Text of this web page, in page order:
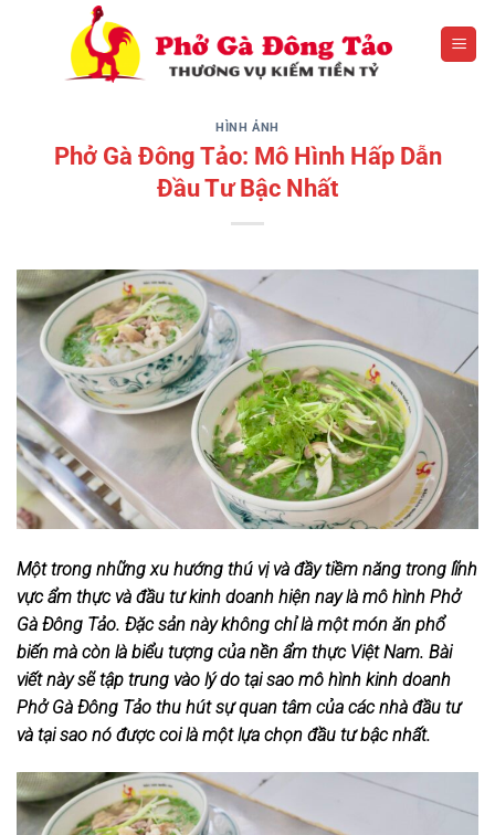
HÌNH ẢNH
Phở Gà Đông Tảo: Mô Hình Hấp Dẫn
Đầu Tư Bậc Nhất
Một trong những xu hướng thú vị và đầy tiềm năng trong lĩnh
vực ẩm thực và đầu tư kinh doanh hiện nay là mô hình Phở
Gà Đông Tảo. Đặc sản này không chỉ là một món ăn phổ
biến mà còn là biểu tượng của nền ẩm thực Việt Nam. Bài
viết này sẽ tập trung vào lý do tại sao mô hình kinh doanh
Phở Gà Đông Tảo thu hút sự quan tâm của các nhà đầu tư
và tại sao nó được coi là một lựa chọn đầu tư bậc nhất.